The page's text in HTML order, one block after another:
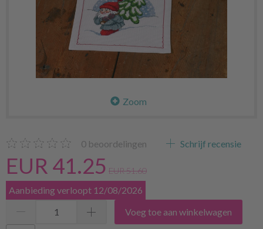
Zoom
0 beoordelingen Schrijf recensie
EUR 41.25 EUR 51.60
Aanbieding verloopt 12/08/2026
Voeg toe aan winkelwagen